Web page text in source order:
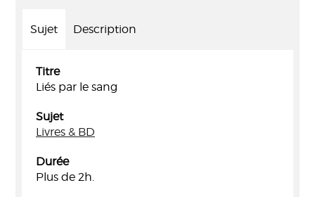
Sujet Description
Titre
Liés par le sang
Sujet
Livres & BD
Durée
Plus de 2h.